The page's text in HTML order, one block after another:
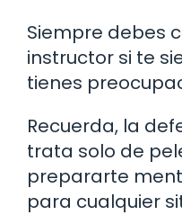
Siempre debes
instructor si te
tienes
Recuerda, la
trata solo de
prepararte
para cualquier